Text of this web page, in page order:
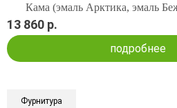
Кама (эмаль Арктика, эмаль
13 860 р.
подробнее
Фурнитура